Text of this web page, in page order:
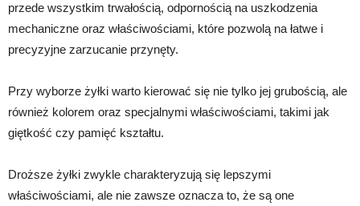
przede wszystkim trwałością, odpornością na uszkodzenia
mechaniczne oraz właściwościami, które pozwolą na łatwe i
precyzyjne zarzucanie przynęty.
Przy wyborze żyłki warto kierować się nie tylko jej grubością, ale
również kolorem oraz specjalnymi właściwościami, takimi jak
giętkość czy pamięć kształtu.
Droższe żyłki zwykle charakteryzują się lepszymi
właściwościami, ale nie zawsze oznacza to, że są one